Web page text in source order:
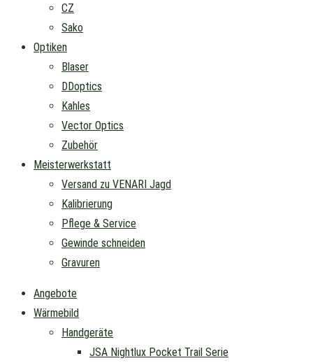
CZ
Sako
Optiken
Blaser
DDoptics
Kahles
Vector Optics
Zubehör
Meisterwerkstatt
Versand zu VENARI Jagd
Kalibrierung
Pflege & Service
Gewinde schneiden
Gravuren
Angebote
Wärmebild
Handgeräte
JSA Nightlux Pocket Trail Serie